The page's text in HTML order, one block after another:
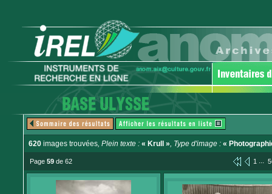
620 images trouvées, Plein texte : « Krull », Type d'image : «
Page 59 de 62 1 ...